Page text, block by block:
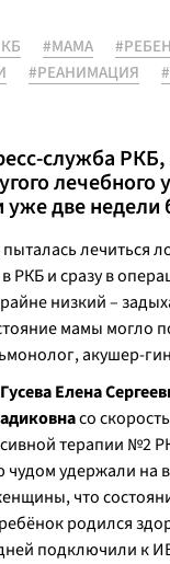
#МАМА
#РЕАНИМАЦИЯ
служба
уже две
лечиться
РКБ и сразу в
низкий –
мамы могло
акушер-
Гусева Елена
со
терапии №2
удержали на
что
ребёнок родился
подключили к